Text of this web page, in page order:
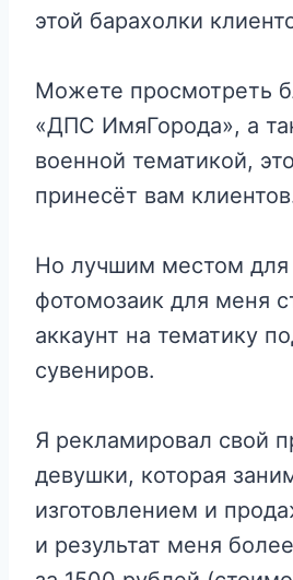
этой барахолки
Можете просмотреть
«ДПС ИмяГорода», а
военной тематикой,
принесёт вам
Но лучшим местом
фотомозаик для меня
аккаунт на тематику
сувениров.
Я рекламировал свой
девушки, которая
изготовлением и
и результат меня